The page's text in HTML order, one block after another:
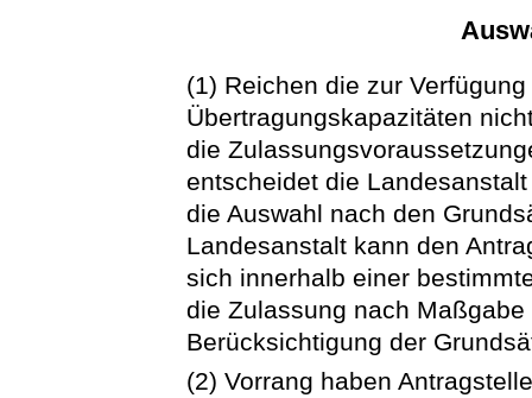
(1) Reichen die zur
Übertragungskapazitäten
die
entscheidet die
die Auswahl nach den
Landesanstalt kann den
sich innerhalb einer
die Zulassung nach
Berücksichtigung der
(2) Vorrang haben